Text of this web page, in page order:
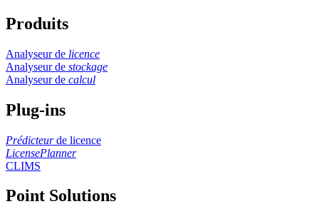
Produits
Analyseur de licence
Analyseur de stockage
Analyseur de calcul
Plug-ins
Prédicteurde licence
LicensePlanner
CLIMS
Point Solutions